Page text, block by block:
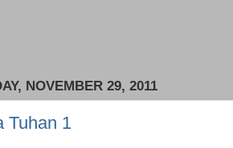
NOVEMBER 29, 2011
Tuhan 1